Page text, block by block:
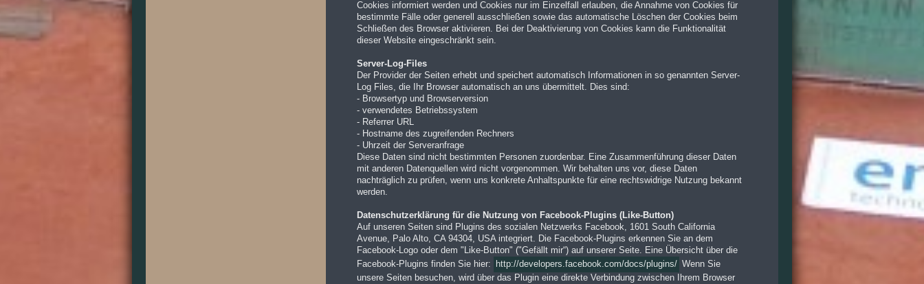
Cookies informiert werden und Cookies nur im Einzelfall erlauben, die Annahme von Cookies für
bestimmte Fälle oder generell ausschließen sowie das automatische Löschen der Cookies beim
Schließen des Browser aktivieren. Bei der Deaktivierung von Cookies kann die Funktionalität
dieser Website eingeschränkt sein.
Server-Log-Files
Der Provider der Seiten erhebt und speichert automatisch Informationen in so genannten Server-
Log Files, die Ihr Browser automatisch an uns übermittelt. Dies sind:
- Browsertyp und Browserversion
- verwendetes Betriebssystem
- Referrer URL
- Hostname des zugreifenden Rechners
- Uhrzeit der Serveranfrage
Diese Daten sind nicht bestimmten Personen zuordenbar. Eine Zusammenführung dieser Daten
mit anderen Datenquellen wird nicht vorgenommen. Wir behalten uns vor, diese Daten
nachträglich zu prüfen, wenn uns konkrete Anhaltspunkte für eine rechtswidrige Nutzung bekannt
werden.
Datenschutzerklärung für die Nutzung von Facebook-Plugins (Like-Button)
Auf unseren Seiten sind Plugins des sozialen Netzwerks Facebook, 1601 South California
Avenue, Palo Alto, CA 94304, USA integriert. Die Facebook-Plugins erkennen Sie an dem
Facebook-Logo oder dem "Like-Button" ("Gefällt mir“) auf unserer Seite. Eine Übersicht über die
Facebook-Plugins finden Sie hier:
http://developers.facebook.com/docs/plugins/ Wenn Sie
unsere Seiten besuchen, wird über das Plugin eine direkte Verbindung zwischen Ihrem Browser